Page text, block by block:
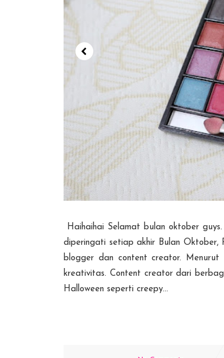
Haihaihai Selamat bulan oktober
diperingati setiap akhir Bulan Oktober,
blogger dan content creator.
kreativitas. Content creator dari
Halloween seperti creepy...